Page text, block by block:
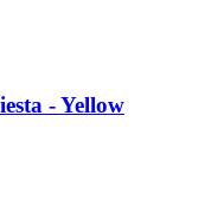
- Yellow